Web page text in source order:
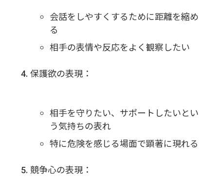
会話をしやすくするために距離を縮め
る
相手の表情や反応をよく観察したい
保護欲の表現：
相手を守りたい、サポートしたいとい
う気持ちの表れ
特に危険を感じる場面で顕著に現れる
競争心の表現：